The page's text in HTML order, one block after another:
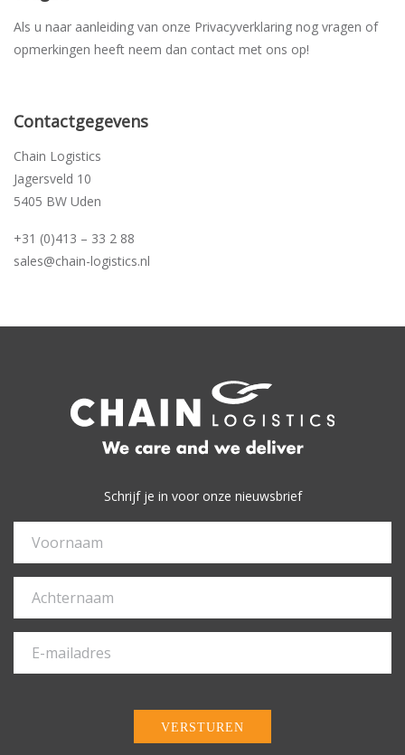
Als u naar aanleiding van onze Privacyverklaring nog vragen of
opmerkingen heeft neem dan contact met ons op!
Contactgegevens
Chain Logistics
Jagersveld 10
5405 BW Uden
+31 (0)413 – 33 2 88
sales@chain-logistics.nl
Schrijf je in voor onze nieuwsbrief
VERSTUREN